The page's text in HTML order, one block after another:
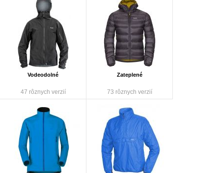
Vodeodolné
47 rôznych verzií
Zateplené
73 rôznych verzií